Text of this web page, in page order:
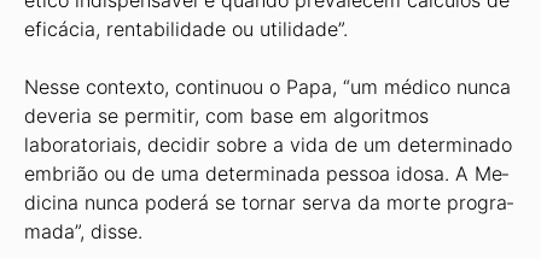
eficácia, rentabilidade ou utilidade”.
Nesse contexto, continuou o Papa, “um médico nunca
deveria se permitir, com base em algoritmos
laboratoriais, decidir sobre a vida de um determinado
embrião ou de uma determinada pessoa idosa. A Me­
dicina nunca poderá se tornar serva da morte progra­
mada”, disse.